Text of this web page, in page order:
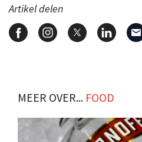
Artikel delen
MEER OVER... FOOD